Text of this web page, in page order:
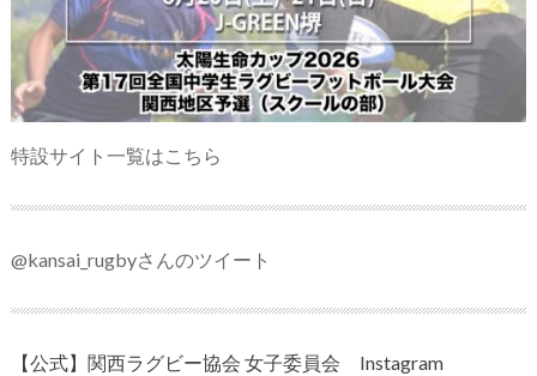
特設サイト一覧はこちら
@kansai_rugbyさんのツイート
【公式】関西ラグビー協会 女子委員会 Instagram